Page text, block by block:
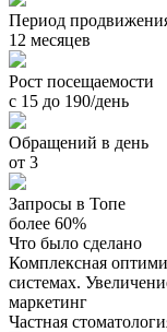
Период
12 месяцев
Рост посещаемости
с 15 до 190/день
Обращений в день
от 3
Запросы в Топе
более 60%
Что было сделано
Комплексная
системах.
маркетинг
Частная